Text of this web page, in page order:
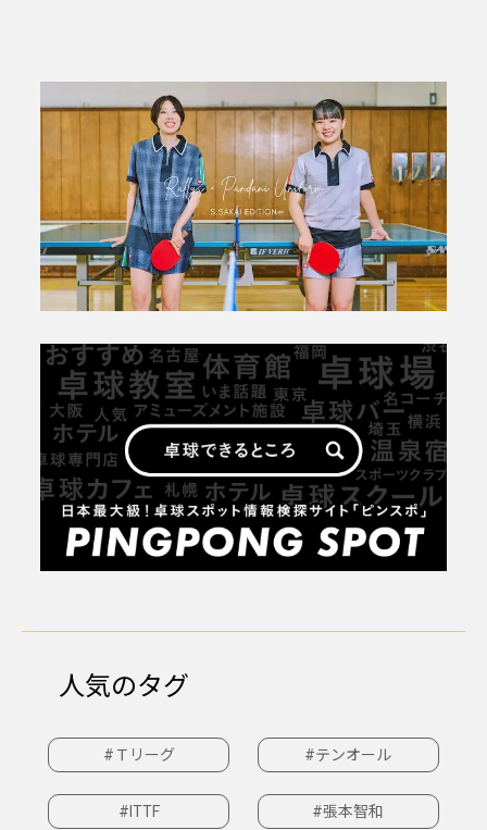
人気のタグ
#Ｔリーグ #テンオール
#ITTF #張本智和